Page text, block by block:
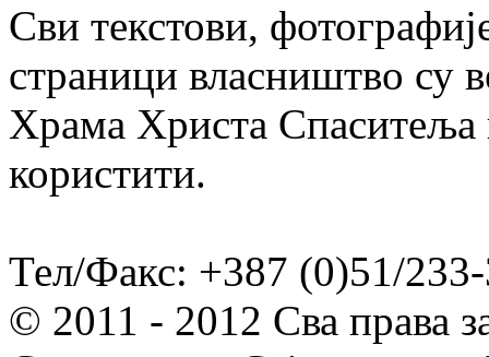
Сви текстови,
страници власништво су
Храма Христа Спаситеља
користити.
Тел/Факс: +387 (0)51/
© 2011 - 2012 Сва права